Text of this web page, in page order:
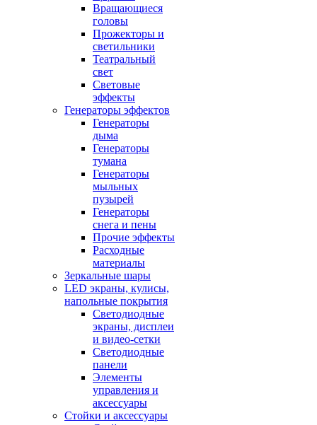
Вращающиеся
головы
Прожекторы и
светильники
Театральный
свет
Световые
эффекты
Генераторы эффектов
Генераторы
дыма
Генераторы
тумана
Генераторы
мыльных
пузырей
Генераторы
снега и пены
Прочие эффекты
Расходные
материалы
Зеркальные шары
LED экраны, кулисы,
напольные покрытия
Светодиодные
экраны, дисплеи
и видео-сетки
Светодиодные
панели
Элементы
управления и
аксессуары
Стойки и аксессуары